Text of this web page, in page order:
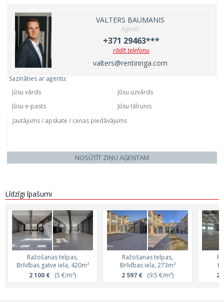
VALTERS BAUMANIS
Aģents
+371 29463***
rādīt telefonu
valters@rentinriga.com
Sazināties ar aģentu:
NOSŪTĪT ZIŅU AĢENTAM
Līdzīgi īpašumi
Ražošanas telpas,
Brīvības gatve iela, 420m²
2 100 € (5 €/m²)
Ražošanas telpas,
Brīvības iela, 273m²
2 597 € (9.5 €/m²)
2